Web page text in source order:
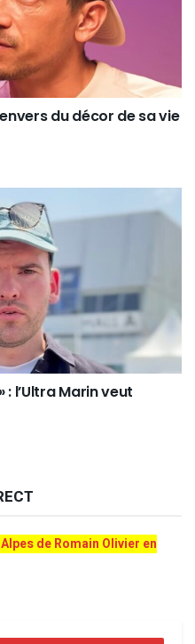
du décor de sa vie
l’Ultra Marin veut
de Romain Olivier en